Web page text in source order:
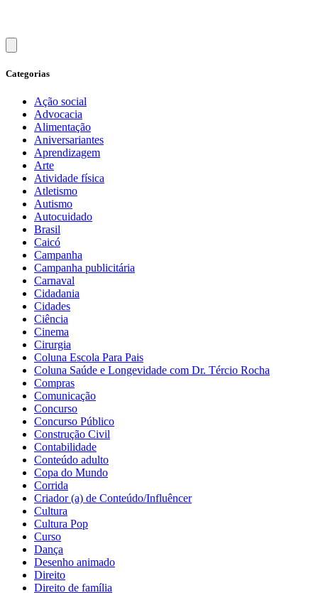
Categorias
Ação social
Advocacia
Alimentação
Aniversariantes
Aprendizagem
Arte
Atividade física
Atletismo
Autismo
Autocuidado
Brasil
Caicó
Campanha
Campanha publicitária
Carnaval
Cidadania
Cidades
Ciência
Cinema
Cirurgia
Coluna Escola Para Pais
Coluna Saúde e Longevidade com Dr. Tércio Rocha
Compras
Comunicação
Concurso
Concurso Público
Construção Civil
Contabilidade
Conteúdo adulto
Copa do Mundo
Corrida
Criador (a) de Conteúdo/Influêncer
Cultura
Cultura Pop
Curso
Dança
Desenho animado
Direito
Direito de família